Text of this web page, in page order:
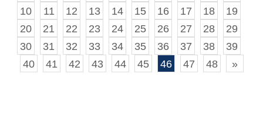
10
11 12 13 14 15 16 17 18
19
20
21 22 23 24 25 26 27 28
29
30
31 32 33 34 35 36 37 38
39
40
41 42 43 44 45 46 47 48 »